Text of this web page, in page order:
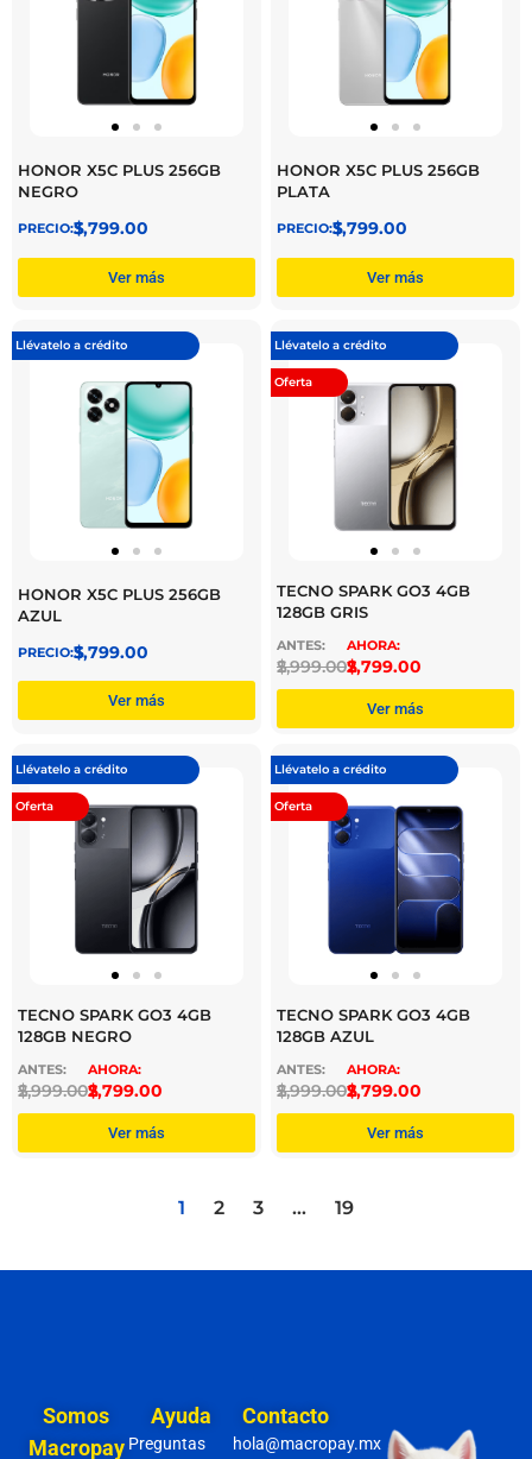
HONOR X5C PLUS 256GB
NEGRO
$
3,799.00
Ver más
HONOR X5C PLUS 256GB
PLATA
$
3,799.00
Ver más
Llévatelo a crédito
HONOR X5C PLUS 256GB
AZUL
$
3,799.00
Ver más
Llévatelo a crédito
Oferta
TECNO SPARK GO3 4GB
128GB GRIS
$
2,999.00$
2,799.00
Ver más
Llévatelo a crédito
Oferta
TECNO SPARK GO3 4GB
128GB NEGRO
$
2,999.00$
2,799.00
Ver más
Llévatelo a crédito
Oferta
TECNO SPARK GO3 4GB
128GB AZUL
$
2,999.00$
2,799.00
Ver más
1 2 3 … 19
Somos
Macropay
Ayuda
Preguntas
Contacto
hola@macropay.mx